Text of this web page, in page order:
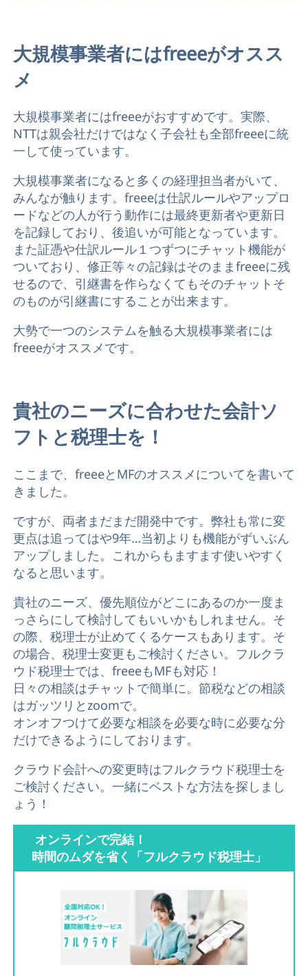
大規模事業者にはfreeeがオスス
メ
大規模事業者にはfreeeがおすすめです。実際、
NTTは親会社だけではなく子会社も全部freeeに統
一して使っています。
大規模事業者になると多くの経理担当者がいて、
みんなが触ります。freeeは仕訳ルールやアップロ
ードなどの人が行う動作には最終更新者や更新日
を記録しており、後追いが可能となっています。
また証憑や仕訳ルール１つずつにチャット機能が
ついており、修正等々の記録はそのままfreeeに残
せるので、引継書を作らなくてもそのチャットそ
のものが引継書にすることが出来ます。
大勢で一つのシステムを触る大規模事業者には
freeeがオススメです。
貴社のニーズに合わせた会計ソ
フトと税理士を！
ここまで、freeeとMFのオススメについてを書いて
きました。
ですが、両者まだまだ開発中です。弊社も常に変
更点は追ってはや9年…当初よりも機能がずいぶん
アップしました。これからもますます使いやすく
なると思います。
貴社のニーズ、優先順位がどこにあるのか一度ま
っさらにして検討してもいいかもしれません。そ
の際、税理士が止めてくるケースもあります。そ
の場合、税理士変更もご検討ください。フルクラ
ウド税理士では、freeeもMFも対応！
日々の相談はチャットで簡単に。節税などの相談
はガッツリとzoomで。
オンオフつけて必要な相談を必要な時に必要な分
だけできるようにしております。
クラウド会計への変更時はフルクラウド税理士を
ご検討ください。一緒にベストな方法を探しまし
ょう！
オンラインで完結！
時間のムダを省く「フルクラウド税理士」